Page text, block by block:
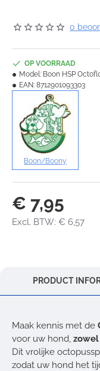
0
€ 7,95
Excl. BTW: € 6,57
OP VOORRAAD
Model: Boon HSP
EAN: 8712901093303
Boon/Boony
PRODUCT
Maak kennis met de
voor uw hond,
Dit vrolijke
zodat uw hond het